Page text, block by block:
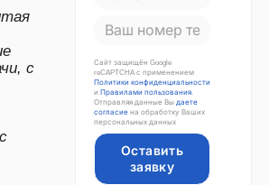
с
Сайт защищён Google
reCAPTCHA с применением
Политики конфиденциальности
и Правилами пользования.
Отправляя данные Вы даете
согласие на обработку Ваших
персональных данных
Оставить
заявку